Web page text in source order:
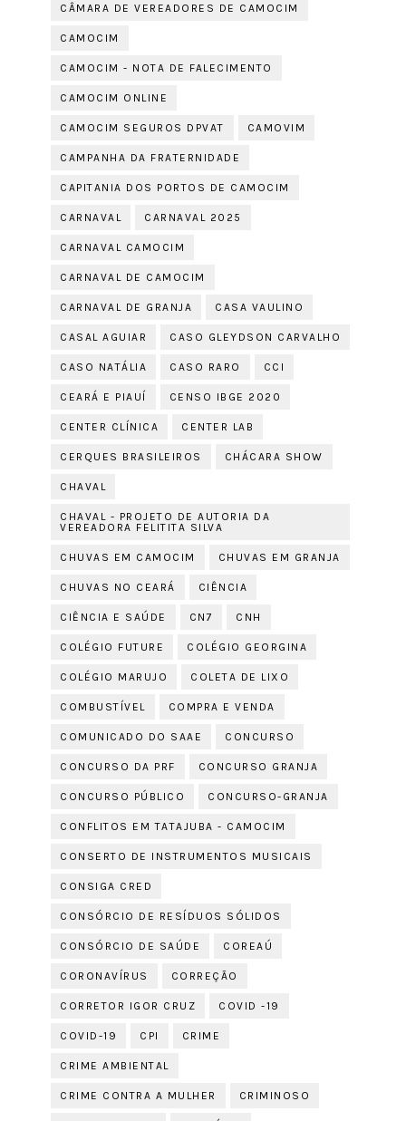
CÂMARA DE VEREADORES DE CAMOCIM
CAMOCIM
CAMOCIM - NOTA DE FALECIMENTO
CAMOCIM ONLINE
CAMOCIM SEGUROS DPVAT CAMOVIM
CAMPANHA DA FRATERNIDADE
CAPITANIA DOS PORTOS DE CAMOCIM
CARNAVAL CARNAVAL 2025
CARNAVAL CAMOCIM
CARNAVAL DE CAMOCIM
CARNAVAL DE GRANJA CASA VAULINO
CASAL AGUIAR CASO GLEYDSON CARVALHO
CASO NATÁLIA CASO RARO CCI
CEARÁ E PIAUÍ CENSO IBGE 2020
CENTER CLÍNICA CENTER LAB
CERQUES BRASILEIROS CHÁCARA SHOW
CHAVAL
CHAVAL - PROJETO DE AUTORIA DA
VEREADORA FELITITA SILVA
CHUVAS EM CAMOCIM CHUVAS EM GRANJA
CHUVAS NO CEARÁ CIÊNCIA
CIÊNCIA E SAÚDE CN7 CNH
COLÉGIO FUTURE COLÉGIO GEORGINA
COLÉGIO MARUJO COLETA DE LIXO
COMBUSTÍVEL COMPRA E VENDA
COMUNICADO DO SAAE CONCURSO
CONCURSO DA PRF CONCURSO GRANJA
CONCURSO PÚBLICO CONCURSO-GRANJA
CONFLITOS EM TATAJUBA - CAMOCIM
CONSERTO DE INSTRUMENTOS MUSICAIS
CONSIGA CRED
CONSÓRCIO DE RESÍDUOS SÓLIDOS
CONSÓRCIO DE SAÚDE COREAÚ
CORONAVÍRUS CORREÇÃO
CORRETOR IGOR CRUZ COVID -19
COVID-19 CPI CRIME
CRIME AMBIENTAL
CRIME CONTRA A MULHER CRIMINOSO